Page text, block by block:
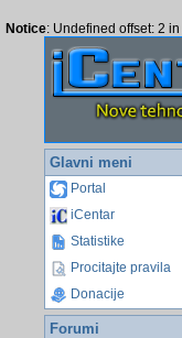
Notice: Undefined offset: 2 in
Glavni meni
Portal
iCentar
Statistike
Procitajte pravila
Donacije
Forumi